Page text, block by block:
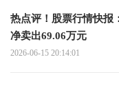
热点评！股票行情快报
净卖出69.06万元
2026-06-15 20:14:01